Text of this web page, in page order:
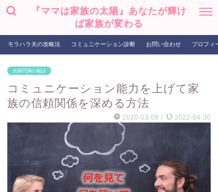
『ママは家族の太陽』あなたが輝け
ば家族が変わる
モラハラ夫の攻略法 コミュニケーション診断 お問い合わせ プロフィ
夫婦円満の秘訣
コミュニケーション能力を上げて家
族の信頼関係を深める方法
2020-03-09 / 2022-04-30